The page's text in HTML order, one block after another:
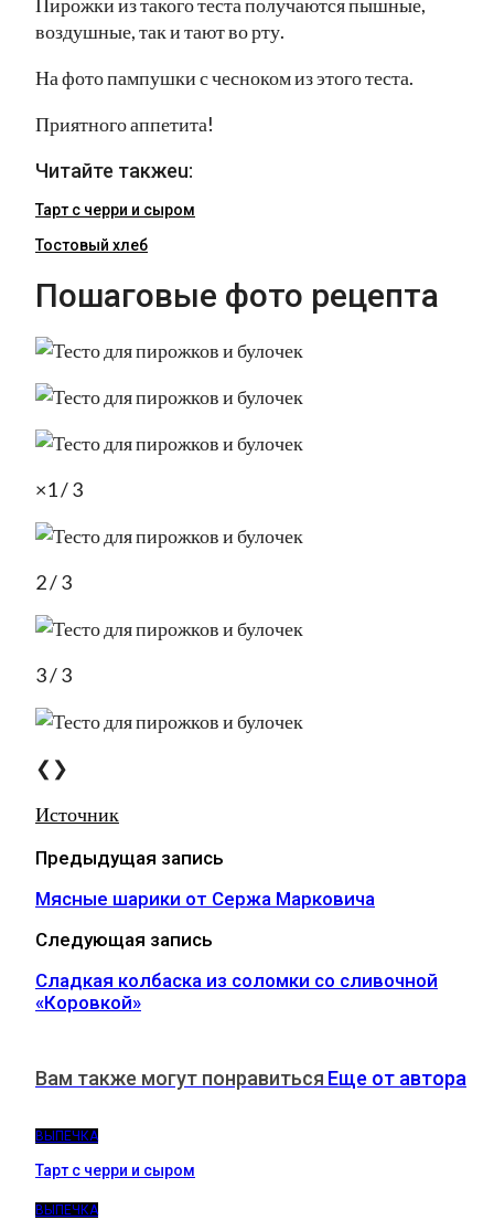
воздушные, так и тают во рту.
На фото пампушки с чесноком из этого теста.
Приятного аппетита!
Читайте такжеu:
Тарт с черри и сыром
Тостовый хлеб
Пошаговые фото рецепта
×1 / 3
2 / 3
3 / 3
❮❯
Источник
Предыдущая запись
Мясные шарики от Сержа Марковича
Следующая запись
Сладкая колбаска из соломки со сливочной
«Коровкой»
Вам также могут понравиться Еще от автора
ВЫПЕЧКА
Тарт с черри и сыром
ВЫПЕЧКА